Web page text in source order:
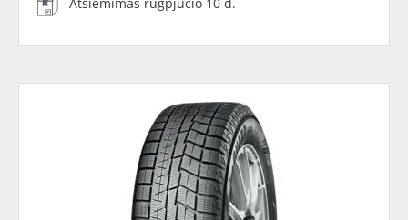
Atsiėmimas rugpjūčio 10 d.